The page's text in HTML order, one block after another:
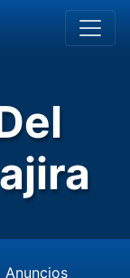
Anuncios